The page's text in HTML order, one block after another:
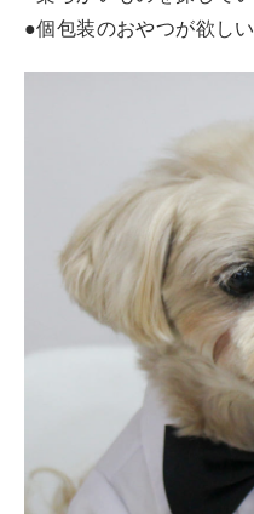
●個包装のおやつが欲しい